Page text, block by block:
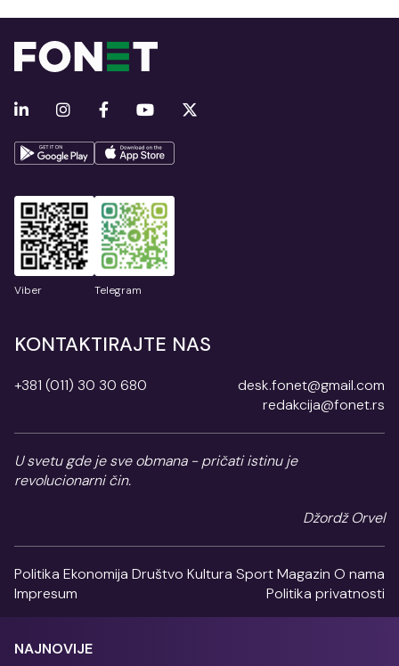
Viber Telegram
KONTAKTIRAJTE NAS
+381 (011) 30 30 680
desk.fonet@gmail.com
redakcija@fonet.rs
U svetu gde je sve obmana - pričati istinu je
revolucionarni čin.
Džordž Orvel
Politika Ekonomija Društvo Kultura SportMagazin O nama
Impresum
Politika privatnosti
NAJNOVIJE